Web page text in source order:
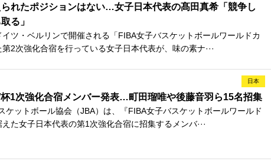
れたポジションはない…女子日本代表の髙田真希「競争し
る」
ツ・ベルリンで開催される「FIBA女子バスケットボールワールドカ
2次強化合宿を行っている女子日本代表が、味の素ナ···
日本
1次強化合宿メンバー発表…町田瑠唯や後藤音羽ら15名招集
ットボール協会（JBA）は、『FIBA女子バスケットボールワールド
た女子日本代表の第1次強化合宿に招集するメンバ···